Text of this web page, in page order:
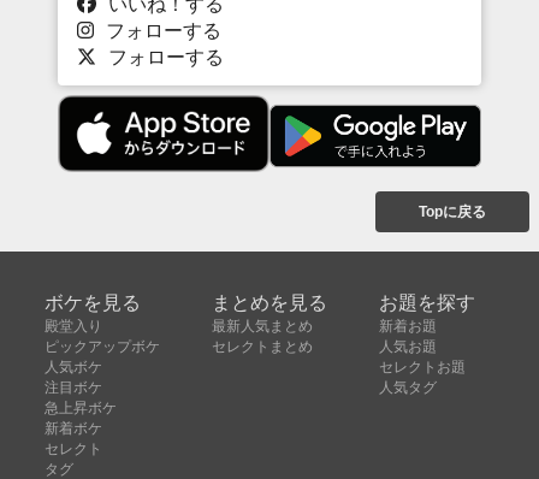
フォローする
フォローする
Topに戻る
ボケを見る
殿堂入り
ピックアップボケ
人気ボケ
注目ボケ
急上昇ボケ
新着ボケ
セレクト
タグ
まとめを見る
最新人気まとめ
セレクトまとめ
お題を探す
新着お題
人気お題
セレクトお題
人気タグ